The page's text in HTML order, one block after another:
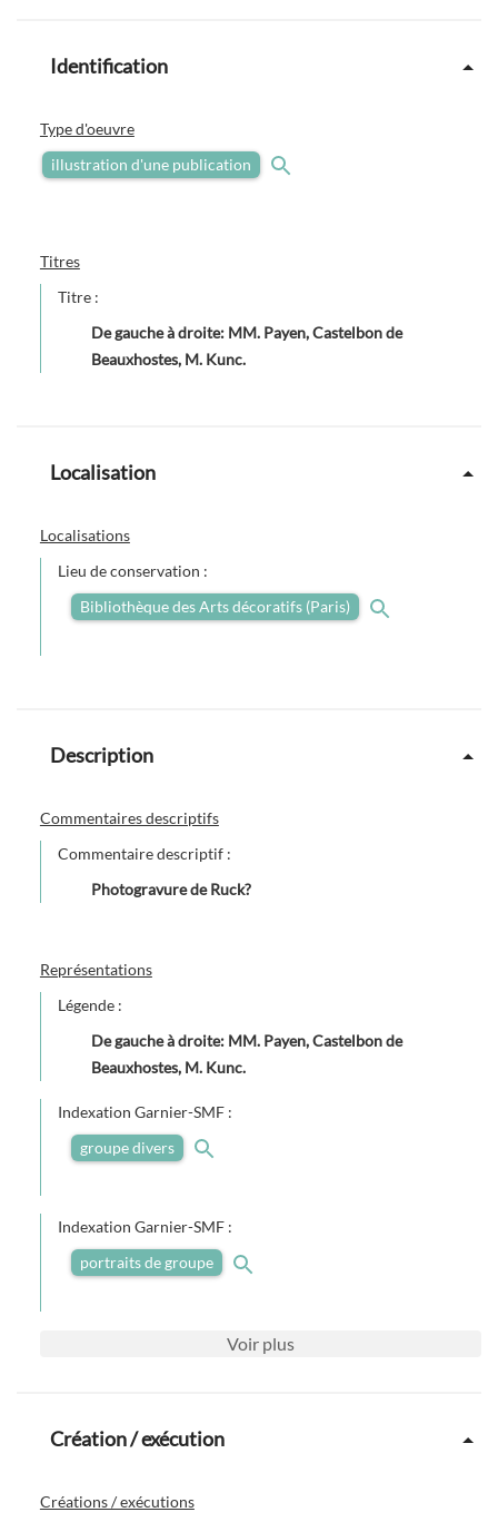
Identification
Type d'oeuvre
illustration d'une publication
Titres
Titre :
De gauche à droite: MM. Payen, Castelbon de
Beauxhostes, M. Kunc.
Localisation
Localisations
Lieu de conservation :
Bibliothèque des Arts décoratifs (Paris)
Description
Commentaires descriptifs
Commentaire descriptif :
Photogravure de Ruck?
Représentations
Légende :
De gauche à droite: MM. Payen, Castelbon de
Beauxhostes, M. Kunc.
Indexation Garnier-SMF :
groupe divers
Indexation Garnier-SMF :
portraits de groupe
Voir plus
Création / exécution
Créations / exécutions